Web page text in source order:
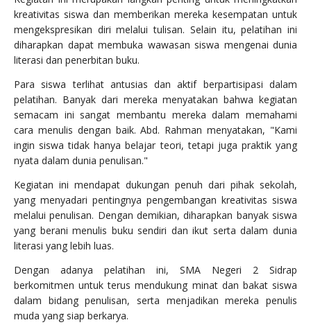
kreativitas siswa dan memberikan mereka kesempatan untuk
mengekspresikan diri melalui tulisan. Selain itu, pelatihan ini
diharapkan dapat membuka wawasan siswa mengenai dunia
literasi dan penerbitan buku.
Para siswa terlihat antusias dan aktif berpartisipasi dalam
pelatihan. Banyak dari mereka menyatakan bahwa kegiatan
semacam ini sangat membantu mereka dalam memahami
cara menulis dengan baik. Abd. Rahman menyatakan, "Kami
ingin siswa tidak hanya belajar teori, tetapi juga praktik yang
nyata dalam dunia penulisan."
Kegiatan ini mendapat dukungan penuh dari pihak sekolah,
yang menyadari pentingnya pengembangan kreativitas siswa
melalui penulisan. Dengan demikian, diharapkan banyak siswa
yang berani menulis buku sendiri dan ikut serta dalam dunia
literasi yang lebih luas.
Dengan adanya pelatihan ini, SMA Negeri 2 Sidrap
berkomitmen untuk terus mendukung minat dan bakat siswa
dalam bidang penulisan, serta menjadikan mereka penulis
muda yang siap berkarya.